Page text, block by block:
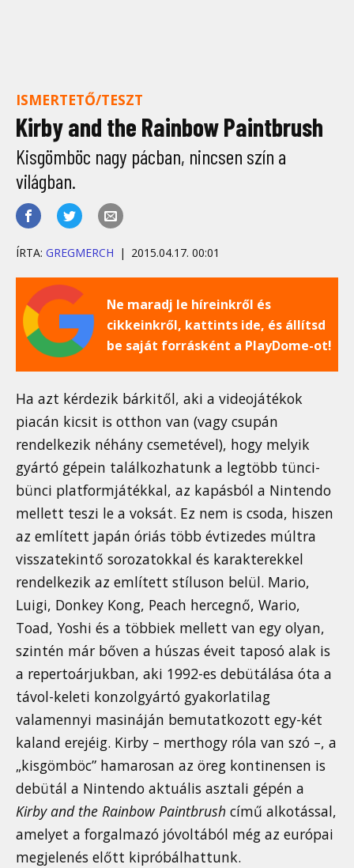
ISMERTETŐ/TESZT
Kirby and the Rainbow Paintbrush
Kisgömböc nagy pácban, nincsen szín a
világban.
ÍRTA: GREGMERCH 2015.04.17. 00:01
Ne maradj le híreinkről és
cikkeinkről, kattints ide, és állítsd
be saját forrásként a PlayDome-ot!
Ha azt kérdezik bárkitől, aki a videojátékok
piacán kicsit is otthon van (vagy csupán
rendelkezik néhány csemetével), hogy melyik
gyártó gépein találkozhatunk a legtöbb tünci-
bünci platformjátékkal, az kapásból a Nintendo
mellett teszi le a voksát. Ez nem is csoda, hiszen
az említett japán óriás több évtizedes múltra
visszatekintő sorozatokkal és karakterekkel
rendelkezik az említett stíluson belül. Mario,
Luigi, Donkey Kong, Peach hercegnő, Wario,
Toad, Yoshi és a többiek mellett van egy olyan,
szintén már bőven a húszas éveit taposó alak is
a repertoárjukban, aki 1992-es debütálása óta a
távol-keleti konzolgyártó gyakorlatilag
valamennyi masináján bemutatkozott egy-két
kaland erejéig. Kirby – merthogy róla van szó –, a
„kisgömböc” hamarosan az öreg kontinensen is
debütál a Nintendo aktuális asztali gépén a
Kirby and the Rainbow Paintbrush című alkotással,
amelyet a forgalmazó jóvoltából még az európai
megjelenés előtt kipróbálhattunk.